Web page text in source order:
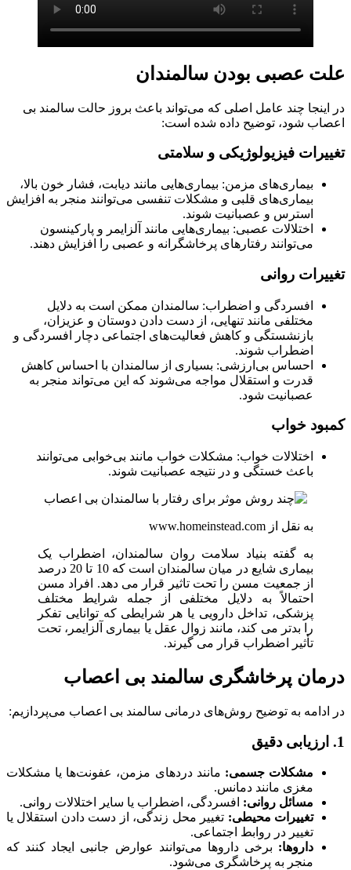
علت عصبی بودن سالمندان
در اینجا چند عامل اصلی که می‌تواند باعث بروز حالت سالمند بی
اعصاب شود، توضیح داده شده است:
تغییرات فیزیولوژیکی و سلامتی
بیماری‌های مزمن: بیماری‌هایی مانند دیابت، فشار خون بالا،
بیماری‌های قلبی و مشکلات تنفسی می‌توانند منجر به افزایش
استرس و عصبانیت شوند.
اختلالات عصبی: بیماری‌هایی مانند آلزایمر و پارکینسون
می‌توانند رفتارهای پرخاشگرانه و عصبی را افزایش دهند.
تغییرات روانی
افسردگی و اضطراب: سالمندان ممکن است به دلایل
مختلفی مانند تنهایی، از دست دادن دوستان و عزیزان،
بازنشستگی و کاهش فعالیت‌های اجتماعی دچار افسردگی و
اضطراب شوند.
احساس بی‌ارزشی: بسیاری از سالمندان با احساس کاهش
قدرت و استقلال مواجه می‌شوند که این می‌تواند منجر به
عصبانیت شود.
کمبود خواب
اختلالات خواب: مشکلات خواب مانند بی‌خوابی می‌توانند
باعث خستگی و در نتیجه عصبانیت شوند.
به نقل از www.homeinstead.com
به گفته بنیاد سلامت روان سالمندان، اضطراب یک
بیماری شایع در میان سالمندان است که 10 تا 20 درصد
از جمعیت مسن را تحت تاثیر قرار می دهد. افراد مسن
احتمالاً به دلایل مختلفی از جمله شرایط مختلف
پزشکی، تداخل دارویی یا هر شرایطی که توانایی تفکر
را بدتر می کند، مانند زوال عقل یا بیماری آلزایمر، تحت
تأثیر اضطراب قرار می گیرند.
درمان پرخاشگری سالمند بی اعصاب
در ادامه به توضیح روش‌های درمانی سالمند بی اعصاب می‌پردازیم:
1. ارزیابی دقیق
مشکلات جسمی: مانند دردهای مزمن، عفونت‌ها یا مشکلات
مغزی مانند دمانس.
مسائل روانی: افسردگی، اضطراب یا سایر اختلالات روانی.
تغییرات محیطی: تغییر محل زندگی، از دست دادن استقلال یا
تغییر در روابط اجتماعی.
داروها: برخی داروها می‌توانند عوارض جانبی ایجاد کنند که
منجر به پرخاشگری می‌شود.